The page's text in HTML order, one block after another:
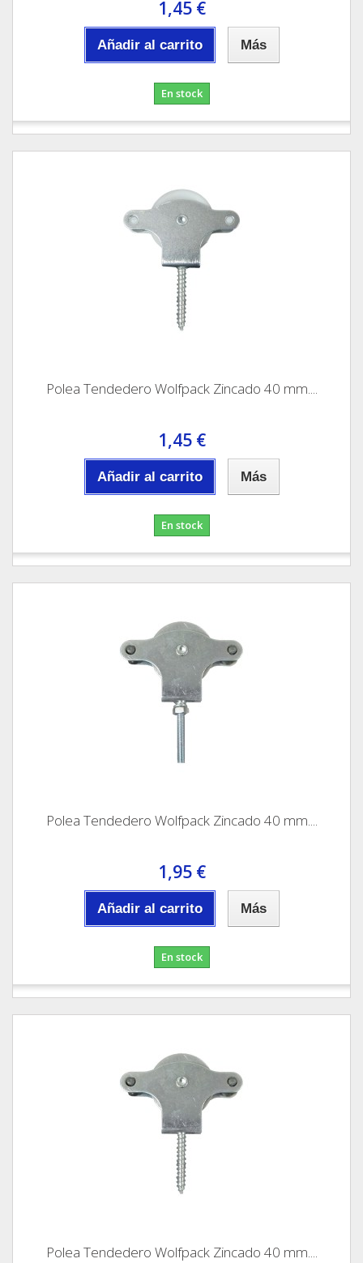
1,45 €
Añadir al carrito Más
En stock
Polea Tendedero Wolfpack Zincado 40 mm....
1,45 €
Añadir al carrito Más
En stock
Polea Tendedero Wolfpack Zincado 40 mm....
1,95 €
Añadir al carrito Más
En stock
Polea Tendedero Wolfpack Zincado 40 mm....